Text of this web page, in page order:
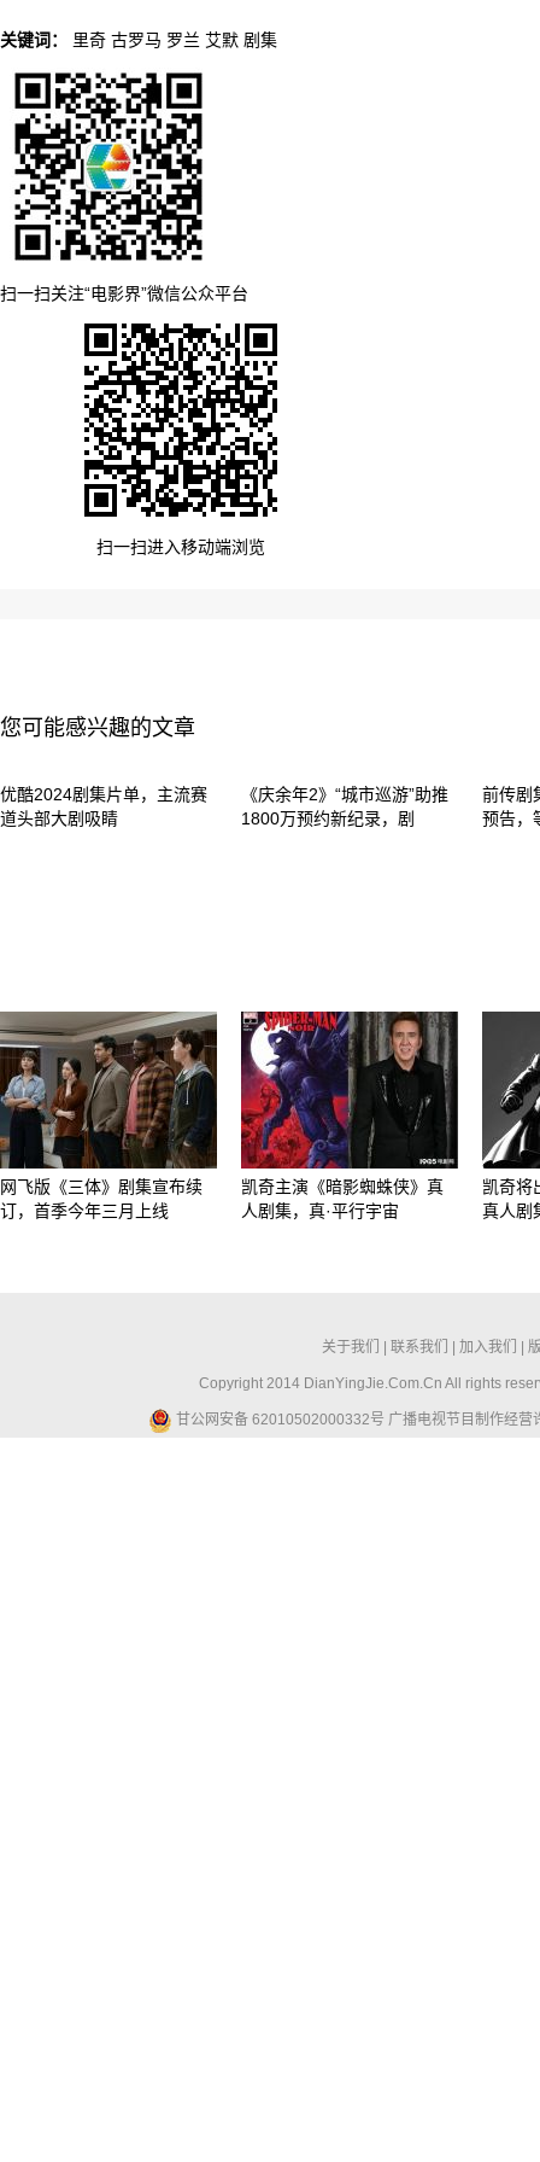
关键词： 里奇 古罗马 罗兰 艾默 剧集
扫一扫关注“电影界”微信公众平台
扫一扫进入移动端浏览
您可能感兴趣的文章
优酷2024剧集片单，主流赛
道头部大剧吸睛
《庆余年2》“城市巡游”助推
1800万预约新纪录，剧
前传剧
预告，
网飞版《三体》剧集宣布续
订，首季今年三月上线
凯奇主演《暗影蜘蛛侠》真
人剧集，真·平行宇宙
凯奇将
真人剧
关于我们 联系我们 加入我们
Copyright 2014 DianYingJie.Com.Cn All rights
甘公网安备 62010502000332号 广播电视节目制作经